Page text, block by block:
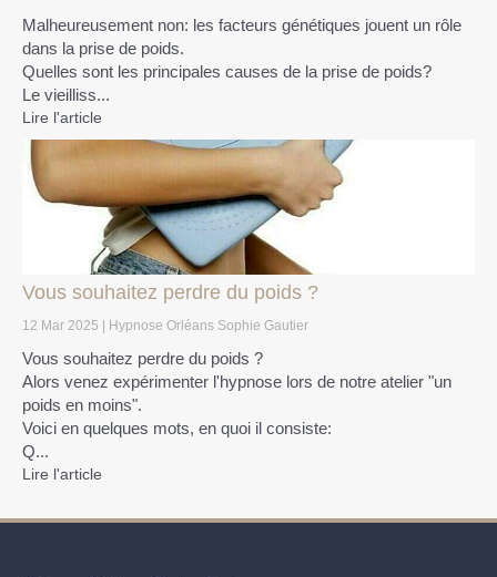
Malheureusement non: les facteurs génétiques jouent un rôle
dans la prise de poids.
Quelles sont les principales causes de la prise de poids?
Le vieilliss...
Lire l'article
Vous souhaitez perdre du poids ?
12 Mar 2025 Hypnose Orléans Sophie Gautier
Vous souhaitez perdre du poids ?
Alors venez expérimenter l'hypnose lors de notre atelier "un
poids en moins".
Voici en quelques mots, en quoi il consiste:
Q...
Lire l'article